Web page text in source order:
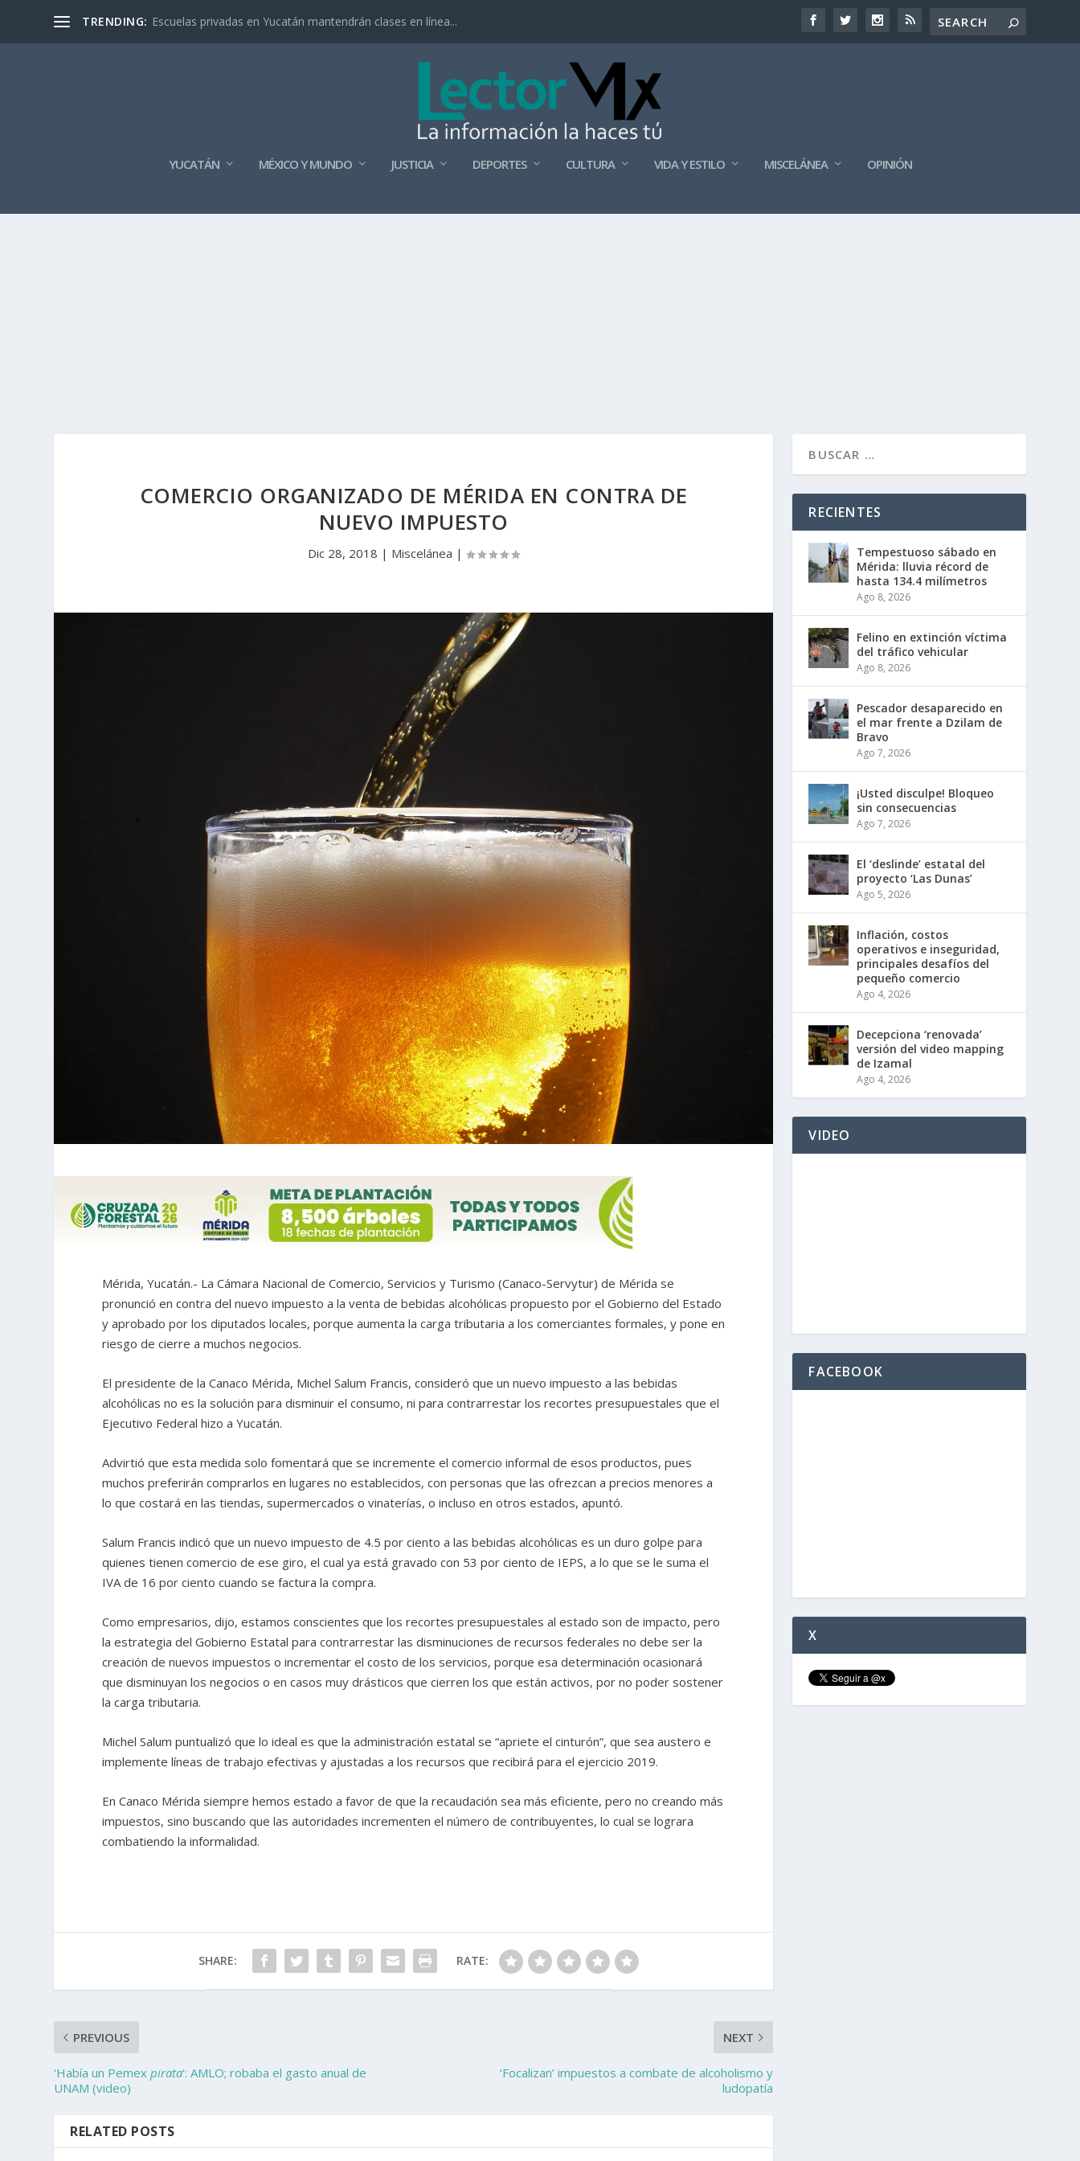
TRENDING: Escuelas privadas en Yucatán mantendrán clases en línea...
YUCATÁN MÉXICO Y MUNDO JUSTICIA DEPORTES CULTURA VIDA Y ESTILO MISCELÁNEA OPINIÓN
COMERCIO ORGANIZADO DE MÉRIDA EN CONTRA DE
NUEVO IMPUESTO
Dic 28, 2018 | Miscelánea |
Mérida, Yucatán.- La Cámara Nacional de Comercio, Servicios y Turismo (Canaco-Servytur) de Mérida se
pronunció en contra del nuevo impuesto a la venta de bebidas alcohólicas propuesto por el Gobierno del Estado
y aprobado por los diputados locales, porque aumenta la carga tributaria a los comerciantes formales, y pone en
riesgo de cierre a muchos negocios.
El presidente de la Canaco Mérida, Michel Salum Francis, consideró que un nuevo impuesto a las bebidas
alcohólicas no es la solución para disminuir el consumo, ni para contrarrestar los recortes presupuestales que el
Ejecutivo Federal hizo a Yucatán.
Advirtió que esta medida solo fomentará que se incremente el comercio informal de esos productos, pues
muchos preferirán comprarlos en lugares no establecidos, con personas que las ofrezcan a precios menores a
lo que costará en las tiendas, supermercados o vinaterías, o incluso en otros estados, apuntó.
Salum Francis indicó que un nuevo impuesto de 4.5 por ciento a las bebidas alcohólicas es un duro golpe para
quienes tienen comercio de ese giro, el cual ya está gravado con 53 por ciento de IEPS, a lo que se le suma el
IVA de 16 por ciento cuando se factura la compra.
Como empresarios, dijo, estamos conscientes que los recortes presupuestales al estado son de impacto, pero
la estrategia del Gobierno Estatal para contrarrestar las disminuciones de recursos federales no debe ser la
creación de nuevos impuestos o incrementar el costo de los servicios, porque esa determinación ocasionará
que disminuyan los negocios o en casos muy drásticos que cierren los que están activos, por no poder sostener
la carga tributaria.
Michel Salum puntualizó que lo ideal es que la administración estatal se “apriete el cinturón”, que sea austero e
implemente líneas de trabajo efectivas y ajustadas a los recursos que recibirá para el ejercicio 2019.
En Canaco Mérida siempre hemos estado a favor de que la recaudación sea más eficiente, pero no creando más
impuestos, sino buscando que las autoridades incrementen el número de contribuyentes, lo cual se lograra
combatiendo la informalidad.
SHARE: RATE:
PREVIOUS
‘Había un Pemexpirata‘: AMLO; robaba el gasto anual de
UNAM (video)
NEXT
‘Focalizan’ impuestos a combate de alcoholismo y
ludopatía
RELATED POSTS
RECIENTES
Tempestuoso sábado en
Mérida: lluvia récord de
hasta 134.4 milímetros
Ago 8, 2026
Felino en extinción víctima
del tráfico vehicular
Ago 8, 2026
Pescador desaparecido en
el mar frente a Dzilam de
Bravo
Ago 7, 2026
¡Usted disculpe! Bloqueo
sin consecuencias
Ago 7, 2026
El ‘deslinde’ estatal del
proyecto ‘Las Dunas’
Ago 5, 2026
Inflación, costos
operativos e inseguridad,
principales desafíos del
pequeño comercio
Ago 4, 2026
Decepciona ‘renovada’
versión del video mapping
de Izamal
Ago 4, 2026
VIDEO
FACEBOOK
X